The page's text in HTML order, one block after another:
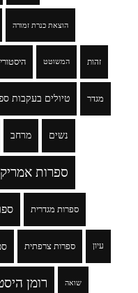
הוצאת כנרת זמורה
המשוטט זהות
טיולים בעקבות מגדר
מרחב נשים
ספרות
ספרות מגדרית
ספרות צרפתית עיון
רומן שואה